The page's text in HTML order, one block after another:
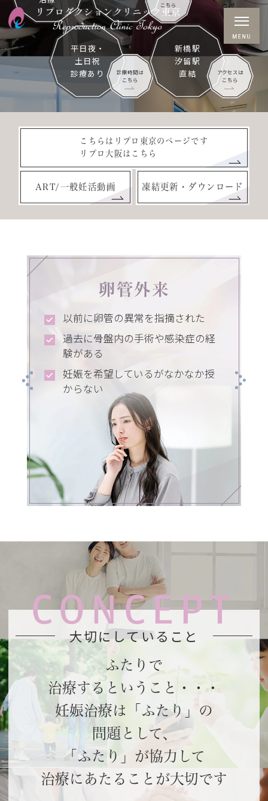
こちら
平日夜・
土日祝
診療あり
診療時間は
こちら
新橋駅
汐留駅
直結
アクセスは
こちら
こちらはリプロ東京のページです
リプロ大阪はこちら
ART/一般妊活動画 凍結更新・ダウンロード
卵管外来
以前に卵管の異常を指摘された
過去に骨盤内の手術や感染症の経
験がある
妊娠を希望しているがなかなか授
からない
CONCEPT
大切にしていること
ふたりで
治療するということ・・・
妊娠治療は「ふたり」の
問題として、
「ふたり」が協力して
治療にあたることが大切です